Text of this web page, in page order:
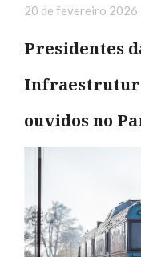
20 de fevereiro 2026
Presidentes
ouvidos no